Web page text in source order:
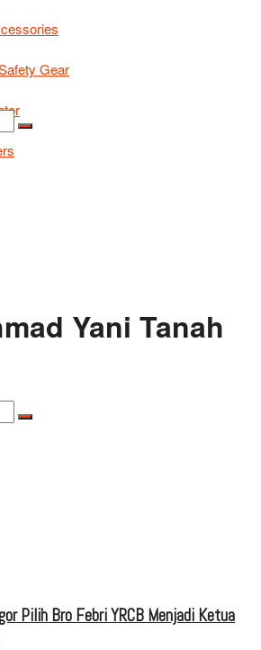
Gear
Yani Tanah
Pilih Bro Febri YRCB Menjadi Ketua